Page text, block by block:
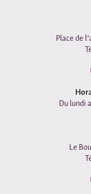
Place de
Du lundi
Le